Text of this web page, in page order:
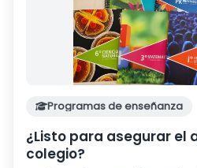
Programas de enseñanza
¿Listo para asegurar el
colegio?